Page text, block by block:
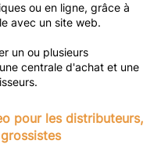
ou en ligne, grâce à
avec un site web.
un ou plusieurs
centrale d'achat et une
pour les distributeurs,